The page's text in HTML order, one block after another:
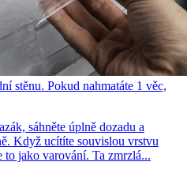
stěnu. Pokud nahmatáte 1 věc,
sáhněte úplně dozadu a
Když ucítíte souvislou vrstvu
to jako varování. Ta zmrzlá...